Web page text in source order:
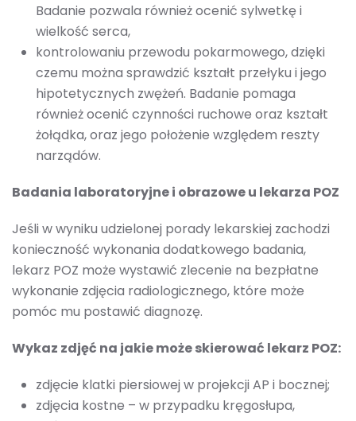
Badanie pozwala również ocenić sylwetkę i
wielkość serca,
kontrolowaniu przewodu pokarmowego, dzięki
czemu można sprawdzić kształt przełyku i jego
hipotetycznych zwężeń. Badanie pomaga
również ocenić czynności ruchowe oraz kształt
żołądka, oraz jego położenie względem reszty
narządów.
Badania laboratoryjne i obrazowe u lekarza POZ
Jeśli w wyniku udzielonej porady lekarskiej zachodzi
konieczność wykonania dodatkowego badania,
lekarz POZ może wystawić zlecenie na bezpłatne
wykonanie zdjęcia radiologicznego, które może
pomóc mu postawić diagnozę.
Wykaz zdjęć na jakie może skierować lekarz POZ:
zdjęcie klatki piersiowej w projekcji AP i bocznej;
zdjęcia kostne – w przypadku kręgosłupa,